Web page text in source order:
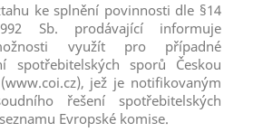
ke splnění povinnosti dle §14
Sb. prodávající informuje
využít pro případné
spotřebitelských sporů Českou
jež je notifikovaným
řešení spotřebitelských
Evropské komise.